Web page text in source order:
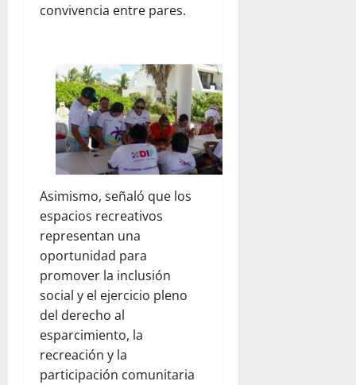
convivencia entre pares.
Asimismo, señaló que los
espacios recreativos
representan una
oportunidad para
promover la inclusión
social y el ejercicio pleno
del derecho al
esparcimiento, la
recreación y la
participación comunitaria